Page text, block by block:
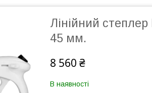
Лінійний
45 мм.
8 560 ₴
В наявності